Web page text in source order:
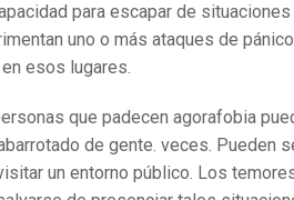
para escapar de
uno o más ataques de
esos lugares.
que padecen agorafobia
de gente. veces. Pueden
un entorno público. Los